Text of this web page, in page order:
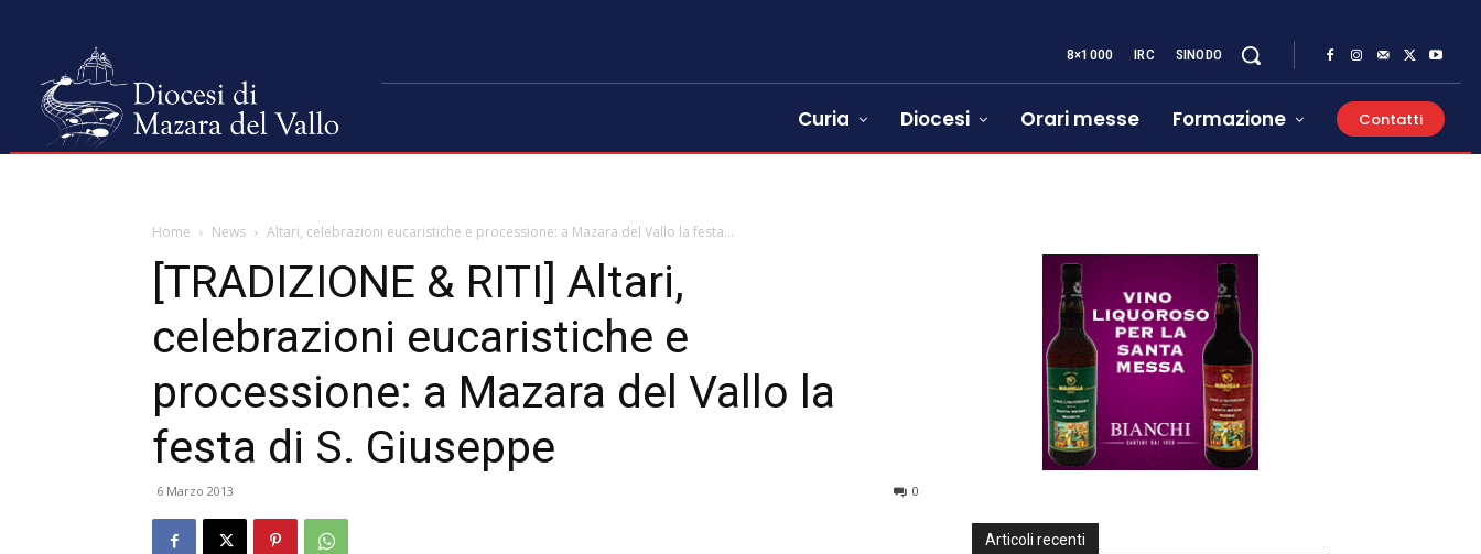
8×1000 IRC SINODO
Curia Diocesi Orari messe Formazione Contatti
Home News Altari, celebrazioni eucaristiche e processione: a Mazara del Vallo la festa...
[TRADIZIONE & RITI] Altari,
celebrazioni eucaristiche e
processione: a Mazara del Vallo la
festa di S. Giuseppe
6 Marzo 2013 0
Articoli recenti